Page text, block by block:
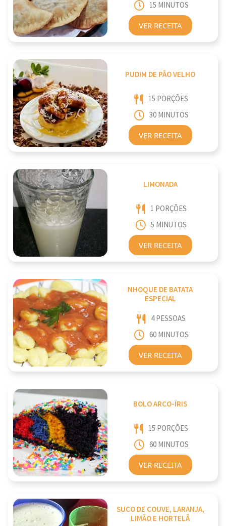
15 MINUTOS
VER RECEITA
PUDIM DE PÃO VELHO
15 PORÇÕES
30 MINUTOS
VER RECEITA
LIMONADA
1 PORÇÕES
5 MINUTOS
VER RECEITA
NHOQUE DE BATATA
ESPECIAL
4 PESSOAS
60 MINUTOS
VER RECEITA
BOLO ARCO-ÍRIS
15 PORÇÕES
60 MINUTOS
VER RECEITA
SUCO DE COUVE, LARANJA,
LIMÃO E HORTELÃ